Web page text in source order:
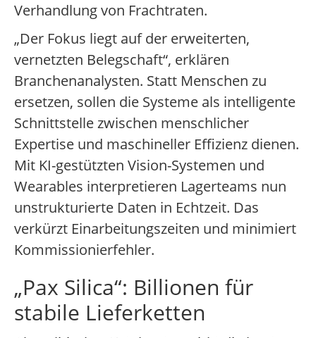
Verhandlung von Frachtraten.
„Der Fokus liegt auf der erweiterten,
vernetzten Belegschaft“, erklären
Branchenanalysten. Statt Menschen zu
ersetzen, sollen die Systeme als intelligente
Schnittstelle zwischen menschlicher
Expertise und maschineller Effizienz dienen.
Mit KI-gestützten Vision-Systemen und
Wearables interpretieren Lagerteams nun
unstrukturierte Daten in Echtzeit. Das
verkürzt Einarbeitungszeiten und minimiert
Kommissionierfehler.
„Pax Silica“: Billionen für
stabile Lieferketten